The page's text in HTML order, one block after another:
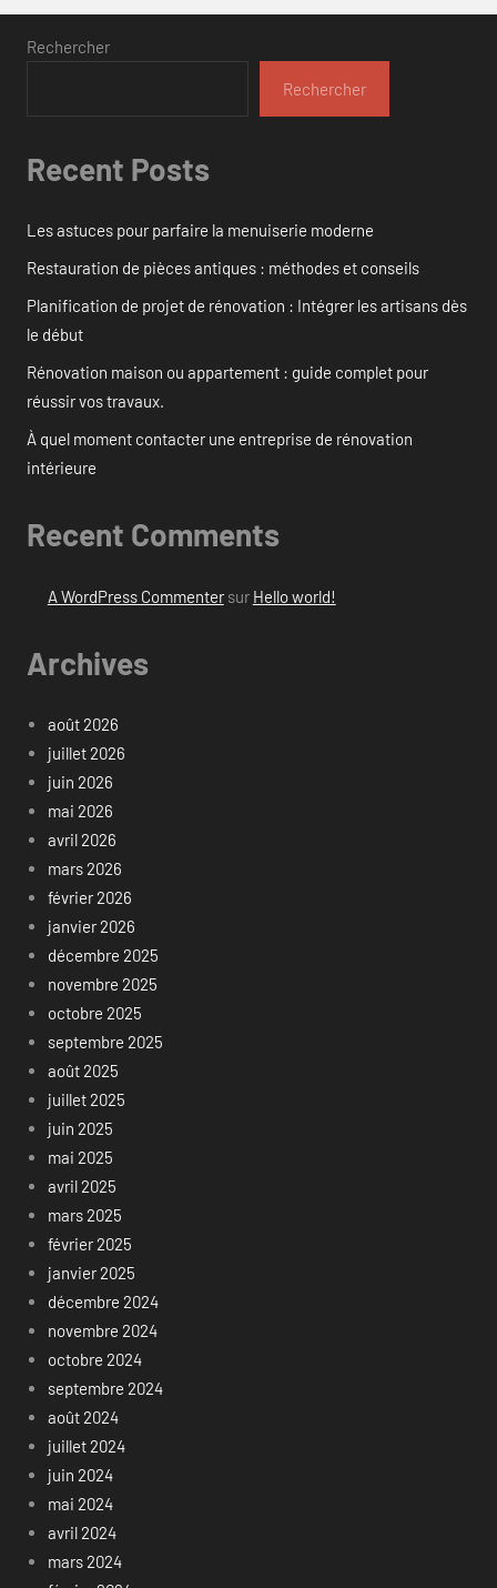
Rechercher
Rechercher
Recent Posts
Les astuces pour parfaire la menuiserie moderne
Restauration de pièces antiques : méthodes et conseils
Planification de projet de rénovation : Intégrer les artisans dès
le début
Rénovation maison ou appartement : guide complet pour
réussir vos travaux.
À quel moment contacter une entreprise de rénovation
intérieure
Recent Comments
A WordPress Commentersur Hello world!
Archives
août 2026
juillet 2026
juin 2026
mai 2026
avril 2026
mars 2026
février 2026
janvier 2026
décembre 2025
novembre 2025
octobre 2025
septembre 2025
août 2025
juillet 2025
juin 2025
mai 2025
avril 2025
mars 2025
février 2025
janvier 2025
décembre 2024
novembre 2024
octobre 2024
septembre 2024
août 2024
juillet 2024
juin 2024
mai 2024
avril 2024
mars 2024